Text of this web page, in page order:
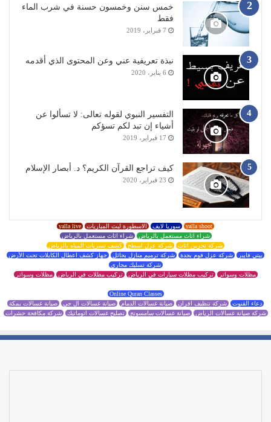
خمس سنن وخمسون حسنة في شرب الماء
فقط
7 فبراير، 2019
نبذة تعريفية عني وعن المحتوى الذي أقدمه
6 يناير، 2020
التفسير النبوي لقوله تعالى: لا تسألوا عن
أشياء إن تبد لكم تسؤكم
17 فبراير، 2019
كيف تراجع القرآن الكريم؟ د. أبصار الإسلام
23 فبراير، 2020
yalla shoot سوريا لايف الاسطورة لبث المباريات yalla live
شراء اثاث مستعمل بالرياض شراء اثاث مستعمل بالرياض
شركة تخزين اثاث شركة عزل اسطح كشف تسربات المياه بالرياض
بيتي فايبر شركة عزل فوم بجدة شركة ترميم منازل بحائل جهاز كشف اعطال الكابلات تحت الأرض
شركة تسليك مجاري
مظلات وسواتر تركيب مظلات سيارات في الرياض تركيب مظلات في الرياض مظلات وسواتر
Online Quran Classes
دعاء القنوت شركة تنظيف افران صيانة غسالات الدمام صيانة غسالات ال جي صيانة غسالات بمكة
شركة صيانة غسالات الرياض صيانة غسالات سامسونج تصليح غسالات اتوماتيك شركة مكافحة حشرات